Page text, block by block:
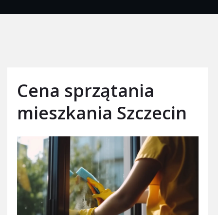
Cena sprzątania
mieszkania Szczecin